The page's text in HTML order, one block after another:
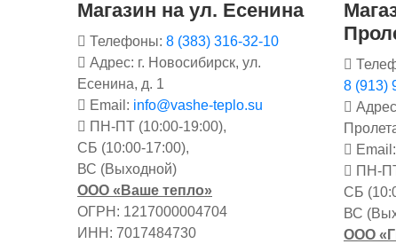
Магазин на ул. Есенина
Телефоны: 8 (383) 316-32-10
Адрес: г. Новосибирск, ул.
Есенина, д. 1
Email: info@vashe-teplo.su
ПН-ПТ (10:00-19:00),
СБ (10:00-17:00),
ВС (Выходной)
ООО «Ваше тепло»
ОГРН: 1217000004704
ИНН: 7017484730
8 (913)
Email:
ПН-
СБ
ВС
ООО